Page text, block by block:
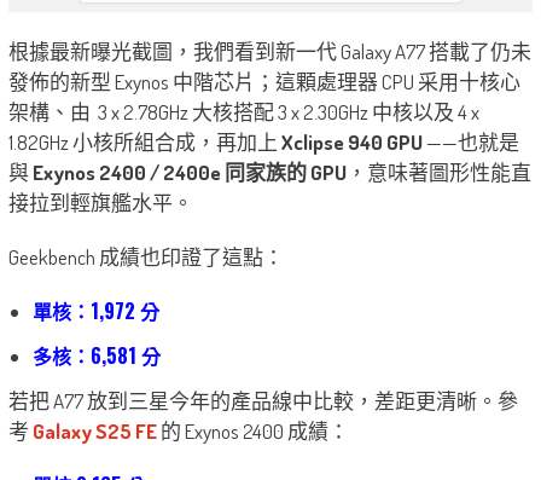
根據最新曝光截圖，我們看到新一代 Galaxy A77 搭載了仍未
發佈的新型 Exynos 中階芯片；這顆處理器 CPU 采用十核心
架構、由 3 x 2.78GHz 大核搭配 3 x 2.30GHz 中核以及 4 x
1.82GHz 小核所組合成，再加上Xclipse 940 GPU——也就是
與Exynos 2400 / 2400e 同家族的 GPU，意味著圖形性能直
接拉到輕旗艦水平。
Geekbench 成績也印證了這點：
單核：1,972 分
多核：6,581 分
若把 A77 放到三星今年的產品線中比較，差距更清晰。參
考 Galaxy S25 FE的 Exynos 2400 成績：